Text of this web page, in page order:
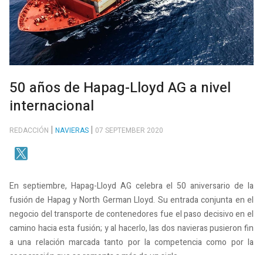
50 años de Hapag-Lloyd AG a nivel
internacional
REDACCIÓN NAVIERAS 07 SEPTEMBER 2020
En septiembre, Hapag-Lloyd AG celebra el 50 aniversario de la
fusión de Hapag y North German Lloyd. Su entrada conjunta en el
negocio del transporte de contenedores fue el paso decisivo en el
camino hacia esta fusión; y al hacerlo, las dos navieras pusieron fin
a una relación marcada tanto por la competencia como por la